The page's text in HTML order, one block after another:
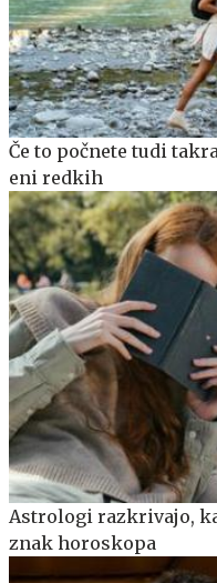
Če to počnete tudi
eni redkih
Astrologi razkrivajo,
znak horoskopa